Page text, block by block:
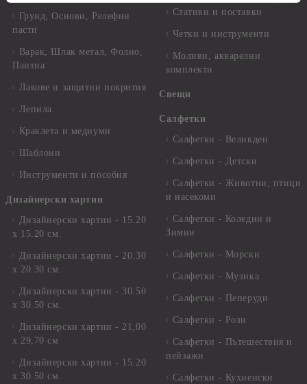
Грунд, Основи, Релефни
пасти
Варак, Шлак метал, Фолио,
Пантна
Лакове и защитни покрития
Лепила
Краклета и медиуми
Шаблони
Инструменти и пособия
Дизайнерски хартии
Дизайнерски хартии - 15.20
х 15.20 см.
Дизайнерски хартии - 20.30
х 20.30 см.
Дизайнерски хартии - 30.50
х 30.50 см.
Дизайнерски хартии - 21,00
х 29,70 см
Дизайнерски хартии - 15.20
x 30.50 см.
Стативи и поставки
Четки и инструменти
Моливи, акварелни
комплекти
Свещи
Салфетки
Салфетки - Великден
Салфетки - Детски
Салфетки - Животни, птици
и насекоми
Салфетки - Коледни и
Зимни
Салфетки - Морски
Салфетки - Музика
Салфетки - Пеперуди
Салфетки - Рози
Салфетки - Пътешествия и
пейзажи
Салфетки - Кухненски